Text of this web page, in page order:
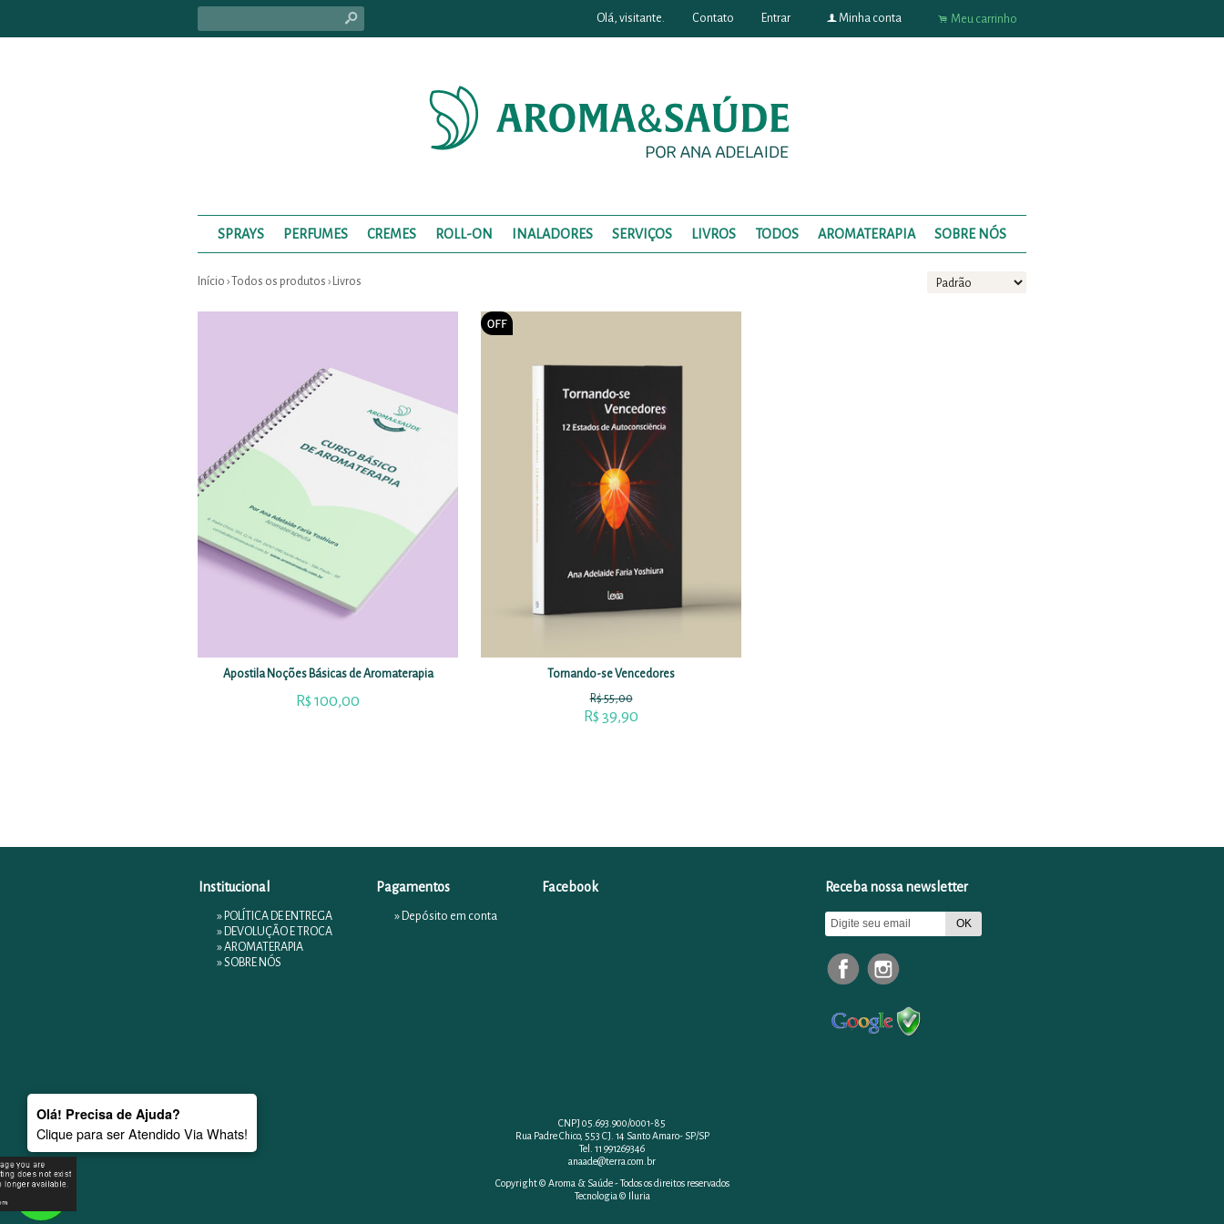
s Olá, visitante. Contato Entrar fMinha conta . Meu carrinho
SPRAYS PERFUMES CREMES ROLL-ON INALADORES SERVIÇOS LIVROS TODOS AROMATERAPIA SOBRE NÓS
Início › Todos os produtos › Livros
Apostila Noções Básicas de Aromaterapia
R$ 100,00
Tornando-se Vencedores
R$55,00
R$ 39,90
Institucional
» POLÍTICA DE ENTREGA
» DEVOLUÇÃO E TROCA
»AROMATERAPIA
»SOBRE NÓS
Pagamentos
» Depósito em conta
Facebook Receba nossa newsletter
CNPJ 05.693.900/0001-85
Rua Padre Chico, 553 CJ. 14 Santo Amaro- SP/SP
Tel. 11 991269346
anaade@terra.com.br
Copyright © Aroma & Saúde - Todos os direitos reservados
Tecnologia © Iluria
Olá! Precisa de Ajuda?
Clique para ser Atendido Via Whats!